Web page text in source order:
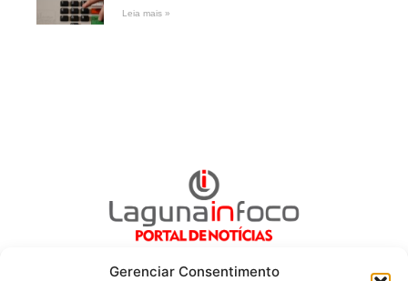
Gerenciar Consentimento
Leia mais »